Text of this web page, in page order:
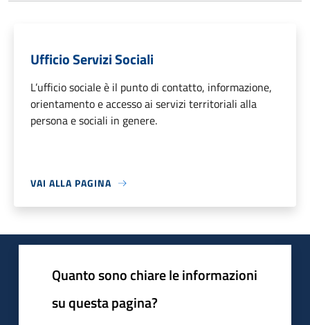
Ufficio Servizi Sociali
L’ufficio sociale è il punto di contatto, informazione,
orientamento e accesso ai servizi territoriali alla
persona e sociali in genere.
VAI ALLA PAGINA
Quanto sono chiare le informazioni
su questa pagina?